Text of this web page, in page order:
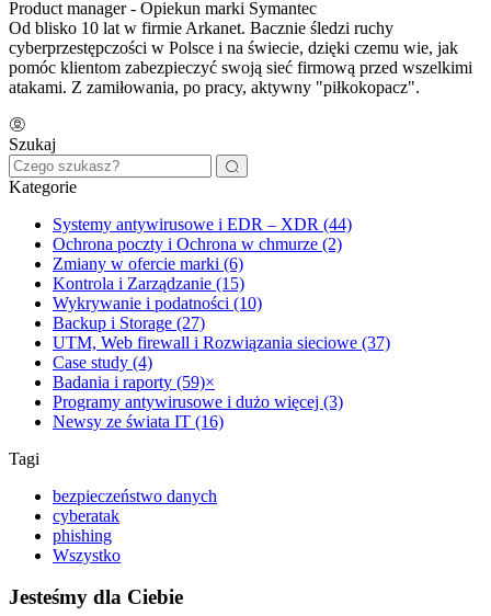
Product manager - Opiekun marki Symantec
Od blisko 10 lat w firmie Arkanet. Bacznie śledzi ruchy
cyberprzestępczości w Polsce i na świecie, dzięki czemu wie, jak
pomóc klientom zabezpieczyć swoją sieć firmową przed wszelkimi
atakami. Z zamiłowania, po pracy, aktywny "piłkokopacz".
Szukaj
Kategorie
Systemy antywirusowe i EDR – XDR (44)
Ochrona poczty i Ochrona w chmurze (2)
Zmiany w ofercie marki (6)
Kontrola i Zarządzanie (15)
Wykrywanie i podatności (10)
Backup i Storage (27)
UTM, Web firewall i Rozwiązania sieciowe (37)
Case study (4)
Badania i raporty (59)×
Programy antywirusowe i dużo więcej (3)
Newsy ze świata IT (16)
Tagi
bezpieczeństwo danych
cyberatak
phishing
Wszystko
Jesteśmy dla Ciebie